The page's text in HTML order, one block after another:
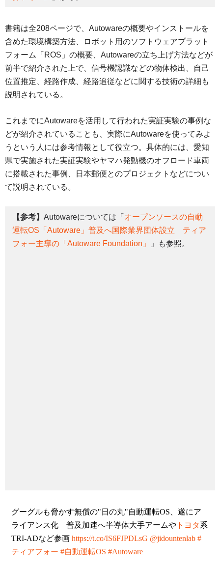
書籍は全208ページで、Autowareの概要やインストールを
含めた環境構築方法、ロボット用のソフトウェアプラット
フォーム「ROS」の概要、Autowareの立ち上げ方法などが
前半で紹介された上で、信号機認識などの物体検出、自己
位置推定、経路作成、経路追従などに関する技術の詳細も
説明されている。
これまでにAutowareを活用して行われた実証実験の事例な
どが紹介されていることも、実際にAutowareを使ってみよ
うという人には参考情報として役立つ。具体的には、愛知
県で実施された実証実験やヤマハ発動機のオフロード車両
に搭載された事例、日本郵便とのプロジェクトなどについ
て説明されている。
【参考】 Autowareについては「 オープンソースの自動
運転OS「Autoware」普及へ国際業界団体設立 ティア
フォー主導の「Autoware Foundation」
」も参照。
グーグルも脅かす無償の"日の丸"自動運転OS、遂にア
ライアンス化 普及加速へ半導体大手アームやトヨタ系
TRI-ADなど参画 https://t.co/IS6FJPDLsG @jidountenlab #
ティアフォー #自動運転OS #Autoware